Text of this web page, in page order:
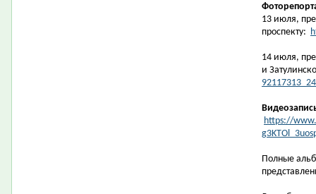
13 июля,
проспекту:
14 июля,
и
https://
Полные